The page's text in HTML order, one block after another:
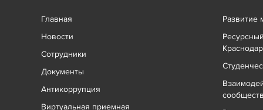
Главная
Новости
Сотрудники
Документы
Антикоррупция
Виртуальная приемная
Развитие